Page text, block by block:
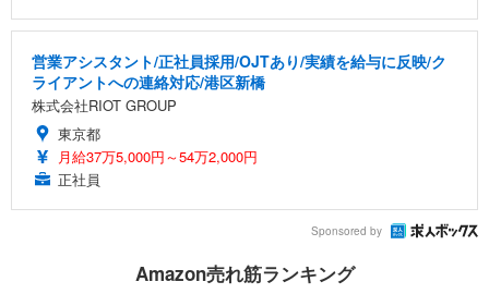
営業アシスタント/正社員採用/OJTあり/実績を給与に反映/ク
ライアントへの連絡対応/港区新橋
株式会社RIOT GROUP
東京都
月給37万5,000円～54万2,000円
正社員
Sponsored by
Amazon売れ筋ランキング